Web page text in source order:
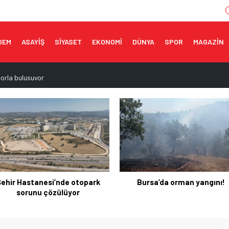
ASAYİŞ SİYASET EKONOMİ DÜNYA SPOR MAGAZİN
buluşuyor
sorunu çözülüyor
3,6 milyar dolara ulaştı
tescil
Bursa’da orman yangını!
Başkan Aydın: İmkanlar